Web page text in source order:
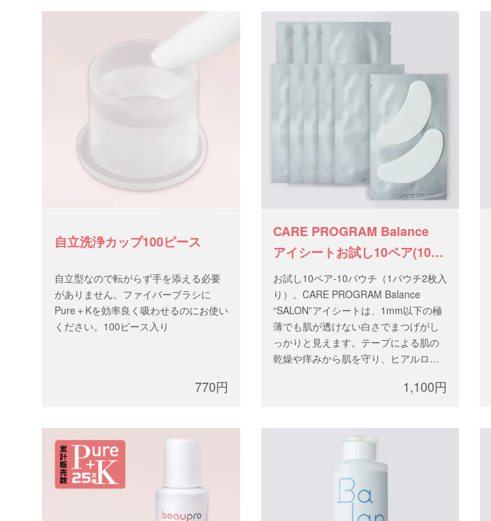
自立洗浄カップ100ピース
自立型なので転がらず手を添える必要
がありません。ファイバーブラシに
Pure＋Kを効率良く吸わせるのにお使い
ください。100ピース入り
770円
CARE PROGRAM Balance
アイシートお試し10ペア(10パ
ウチ)
お試し10ペア-10パウチ（1パウチ2枚入
り）。CARE PROGRAM Balance
“SALON”アイシートは、1mm以下の極
薄でも肌が透けない白さでまつげがし
っかりと見えます。テープによる肌の
乾燥や痒みから肌を守り、ヒアルロン
1,100円